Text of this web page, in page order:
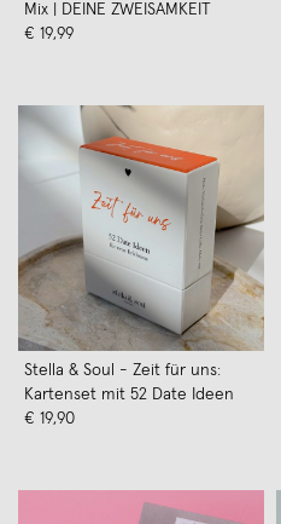
Mix | DEINE ZWEISAMKEIT
€ 19,99
Stella & Soul - Zeit für uns:
Kartenset mit 52 Date Ideen
€ 19,90